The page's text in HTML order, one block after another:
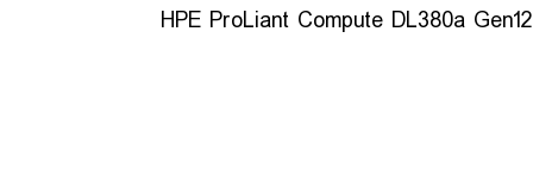
HPE ProLiant Compute DL380a Gen12